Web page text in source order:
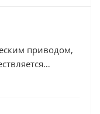
приводом,
48-98см,